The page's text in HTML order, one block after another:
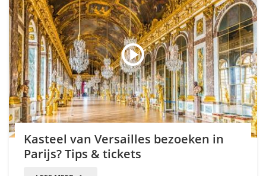
Kasteel van Versailles bezoeken in
Parijs? Tips & tickets